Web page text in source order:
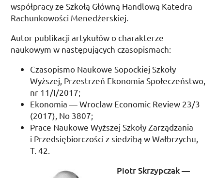
współpracy ze Szkołą Główną Handlową Katedra
Rachunkowości Menedżerskiej.
Autor publikacji artykułów o charakterze
naukowym w następujących czasopismach:
Czasopismo Naukowe Sopockiej Szkoły
Wyższej, Przestrzeń Ekonomia Społeczeństwo,
nr 11/I/2017;
Ekonomia — Wroclaw Economic Review 23/3
(2017), No 3807;
Prace Naukowe Wyższej Szkoły Zarządzania
i Przedsiębiorczości z siedzibą w Wałbrzychu,
T. 42.
Piotr Skrzypczak—